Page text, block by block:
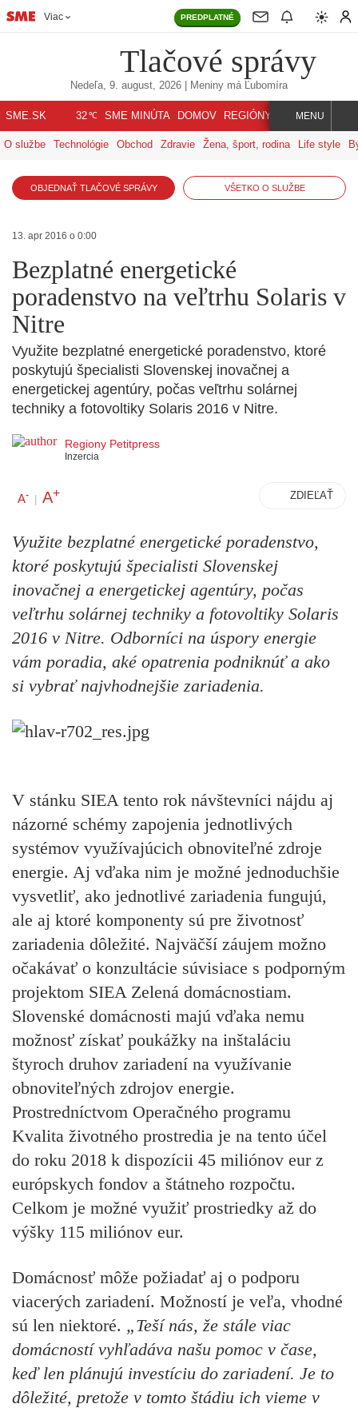
Viac PREDPLATNÉ
Tlačové správy
Nedeľa, 9. august, 2026 | Meniny má Ľubomíra
SME.SK 32℃ SME MINÚTA DOMOV REGIÓNY INDEX SVET
MENU
O službe Technológie Obchod Zdravie Žena, šport, rodina Life style
OBJEDNAŤ TLAČOVÉ SPRÁVY VŠETKO O SLUŽBE
13. apr 2016 o 0:00
Bezplatné energetické
poradenstvo na veľtrhu Solaris v
Nitre
Využite bezplatné energetické poradenstvo, ktoré
poskytujú špecialisti Slovenskej inovačnej a
energetickej agentúry, počas veľtrhu solárnej
techniky a fotovoltiky Solaris 2016 v Nitre.
Regiony Petitpress
Inzercia
A- | A+ ZDIEĽAŤ
Využite bezplatné energetické poradenstvo,
ktoré poskytujú špecialisti Slovenskej
inovačnej a energetickej agentúry, počas
veľtrhu solárnej techniky a fotovoltiky Solaris
2016 v Nitre. Odborníci na úspory energie
vám poradia, aké opatrenia podniknúť a ako
si vybrať najvhodnejšie zariadenia.
V stánku SIEA tento rok návštevníci nájdu aj
názorné schémy zapojenia jednotlivých
systémov využívajúcich obnoviteľné zdroje
energie. Aj vďaka nim je možné jednoduchšie
vysvetliť, ako jednotlivé zariadenia fungujú,
ale aj ktoré komponenty sú pre životnosť
zariadenia dôležité. Najväčší záujem možno
očakávať o konzultácie súvisiace s podporným
projektom SIEA Zelená domácnostiam.
Slovenské domácnosti majú vďaka nemu
možnosť získať poukážky na inštaláciu
štyroch druhov zariadení na využívanie
obnoviteľných zdrojov energie.
Prostredníctvom Operačného programu
Kvalita životného prostredia je na tento účel
do roku 2018 k dispozícii 45 miliónov eur z
európskych fondov a štátneho rozpočtu.
Celkom je možné využiť prostriedky až do
výšky 115 miliónov eur.
Domácnosť môže požiadať aj o podporu
viacerých zariadení. Možností je veľa, vhodné
sú len niektoré. „Teší nás, že stále viac
domácností vyhľadáva našu pomoc v čase,
keď len plánujú investíciu do zariadení. Je to
dôležité, pretože v tomto štádiu ich vieme v